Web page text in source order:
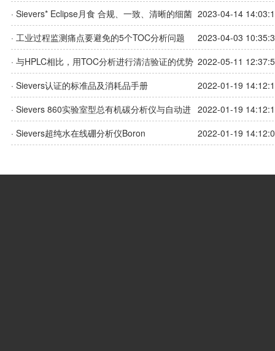
时，实现高效工作
2023-04-14
· Sievers* Eclipse月食 合规、一致、清晰的细菌
内毒素检测仪
2023-04-03
· 工业过程监测痛点要避免的5个TOC分析问题
2022-05-11
· 与HPLC相比，用TOC分析进行清洁验证的优势
2022-01-19
· Sievers认证的标准品及消耗品手册
2022-01-19
· Sievers 860实验室型总有机碳分析仪与自动进
样器RT12产品样册
2022-01-19
· Sievers超纯水在线硼分析仪Boron